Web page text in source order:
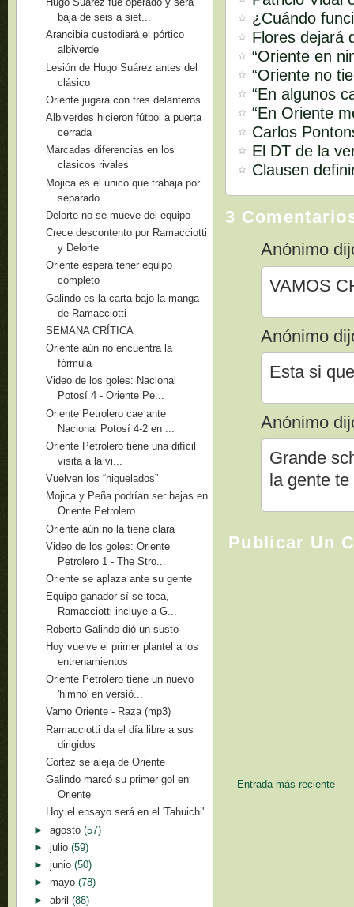
¿Cuándo
Flores dejará
“Oriente en
“Oriente no
“En algunos
“En Oriente
Carlos
El DT de la
Clausen
3
Anónimo
VAMOS
Anónimo
Esta si
Anónimo
Grande
la gente
Publicar Un
Entrada más reciente
baja de seis a siet...
Arancibia custodiará el pórtico
albiverde
Lesión de Hugo Suárez antes del
clásico
Oriente jugará con tres delanteros
Albiverdes hicieron fútbol a puerta
cerrada
Marcadas diferencias en los
clasicos rivales
Mojica es el único que trabaja por
separado
Delorte no se mueve del equipo
Crece descontento por Ramacciotti
y Delorte
Oriente espera tener equipo
completo
Galindo es la carta bajo la manga
de Ramacciotti
SEMANA CRÍTICA
Oriente aún no encuentra la
fórmula
Video de los goles: Nacional
Potosí 4 - Oriente Pe...
Oriente Petrolero cae ante
Nacional Potosí 4-2 en ...
Oriente Petrolero tiene una difícil
visita a la vi...
Vuelven los “niquelados”
Mojica y Peña podrían ser bajas en
Oriente Petrolero
Oriente aún no la tiene clara
Video de los goles: Oriente
Petrolero 1 - The Stro...
Oriente se aplaza ante su gente
Equipo ganador sí se toca,
Ramacciotti incluye a G...
Roberto Galindo dió un susto
Hoy vuelve el primer plantel a los
entrenamientos
Oriente Petrolero tiene un nuevo
'himno' en versió...
Vamo Oriente - Raza (mp3)
Ramacciotti da el día libre a sus
dirigidos
Cortez se aleja de Oriente
Galindo marcó su primer gol en
Oriente
Hoy el ensayo será en el 'Tahuichi'
► agosto (57)
► julio (59)
► junio (50)
► mayo (78)
► abril (88)